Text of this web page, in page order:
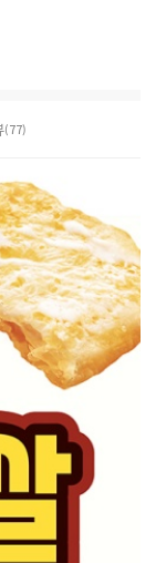
(77)